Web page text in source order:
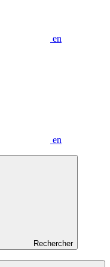
en
en
Rechercher